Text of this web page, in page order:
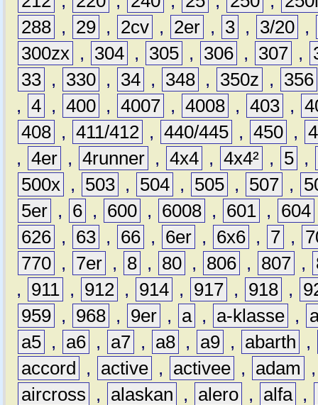
288 , 29 , 2cv , 2er , 3 , 3/20 ,
300zx , 304 , 305 , 306 , 307 ,
33 , 330 , 34 , 348 , 350z ,
356
, 4 , 400 , 4007 , 4008 , 403 ,
408 , 411/412 , 440/445 , 450 ,
, 4er , 4runner , 4x4 , 4x4² , 5 ,
500x , 503 , 504 , 505 , 507 ,
5er , 6 , 600 , 6008 , 601 , 604
626 , 63 , 66 , 6er , 6x6 , 7 ,
770 , 7er , 8 , 80 , 806 , 807 ,
,
911 , 912 , 914 , 917 , 918 ,
959 , 968 , 9er , a , a-klasse ,
a5 , a6 , a7 , a8 , a9 , abarth
,
accord
, active , activee , adam
aircross
, alaskan , alero , alfa ,